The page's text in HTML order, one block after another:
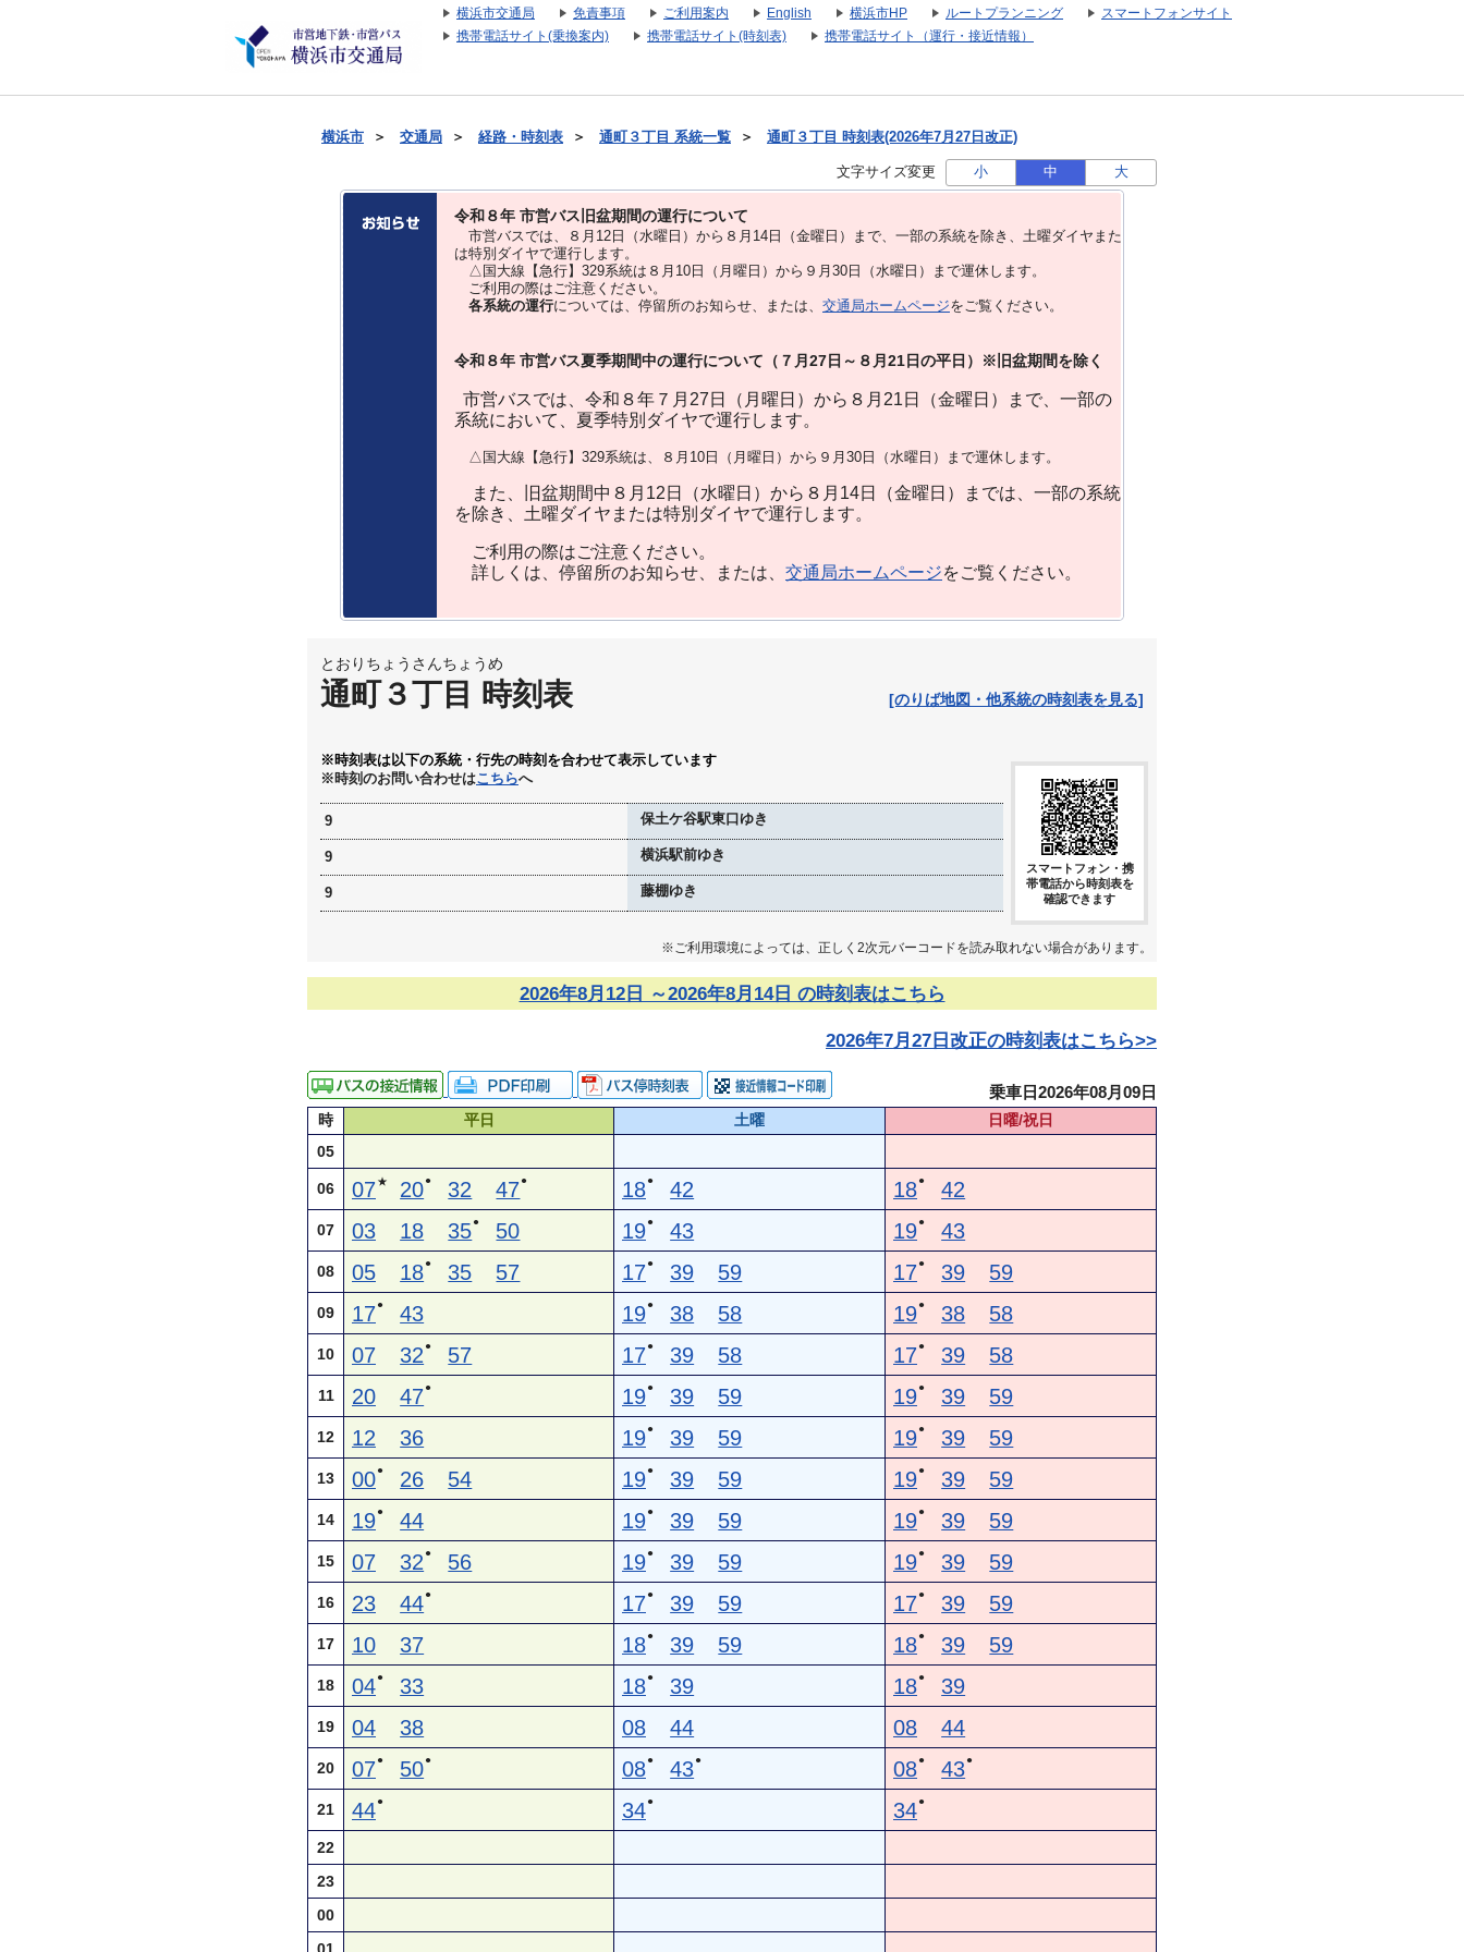
横浜市交通局 免責事項 ご利用案内 English 横浜市HP ルートプランニング
スマートフォンサイト
携帯電話サイト(乗換案内)
携帯電話サイト(時刻表) 携帯電話サイト（運行・接近情報）
横浜市 ＞ 交通局 ＞ 経路・時刻表 ＞ 通町３丁目 系統一覧 ＞ 通町３丁目 時刻表(2026年7月27日改正)
文字サイズ変更 小 中 大
令和８年 市営バス旧盆期間の運行について
市営バスでは、８⽉12⽇（水曜日）から８⽉14⽇（金曜日）まで、⼀部の系統を除き、⼟曜ダイヤまた
は特別ダイヤで運⾏します。
△国大線【急行】329系統は８月10日（月曜日）から９月30日（水曜日）まで運休します。
ご利用の際はご注意ください。
各系統の運行については、停留所のお知らせ、または、 交通局ホームページをご覧ください。
令和８年 市営バス夏季期間中の運行について（７月27日～８月21日の平日）※旧盆期間を除く
市営バスでは、令和８年７月27日（月曜日）から８月21日（金曜日）まで、一部の
系統において、夏季特別ダイヤで運行します。
△国大線【急行】329系統は、８月10日（月曜日）から９月30日（水曜日）まで運休します。
また、旧盆期間中８月12日（水曜日）から８月14日（金曜日）までは、一部の系統
を除き、土曜ダイヤまたは特別ダイヤで運行します。
ご利用の際はご注意ください。
詳しくは、停留所のお知らせ、または、 交通局ホームページをご覧ください。
とおりちょうさんちょうめ
通町３丁目 時刻表 [のりば地図・他系統の時刻表を見る]
※時刻表は以下の系統・行先の時刻を合わせて表示しています
※時刻のお問い合わせはこちらへ
9 保土ケ谷駅東口ゆき
9 横浜駅前ゆき
9 藤棚ゆき
スマートフォン・携
帯電話から時刻表を
確認できます
※ご利用環境によっては、正しく2次元バーコードを読み取れない場合があります。
2026年8月12日 ～2026年8月14日 の時刻表はこちら
2026年7月27日改正の時刻表はこちら>>
乗車日2026年08月09日
時 平日 土曜
日曜/祝日
05
06 07★ 20● 32 47● 18● 42 18● 42
07 03 18 35● 50 19● 43 19● 43
08 05 18● 35 57 17● 39 59 17● 39 59
09 17● 43 19● 38 58 19● 38 58
10 07 32 ● 57 17● 39 58 17● 39 58
11 20 47● 19● 39 59 19● 39 59
12 12 36 19● 39 59 19● 39 59
13 00● 26 54 19● 39 59 19● 39 59
14 19● 44 19● 39 59 19● 39 59
15 07 32 ● 56 19● 39 59 19● 39 59
16 23 44● 17● 39 59 17● 39 59
17 10 37 18● 39 59 18● 39 59
18 04● 33 18● 39 18● 39
19 04 38 08 44 08 44
20 07● 50● 08● 43● 08● 43●
21 44● 34● 34●
22
23
00